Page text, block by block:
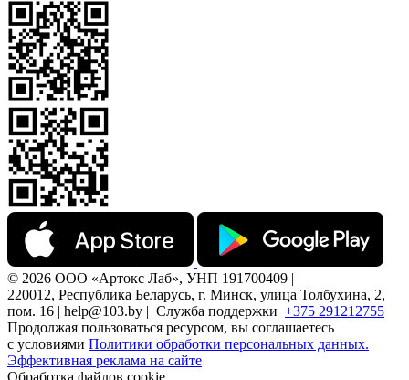
© 2026 ООО «Артокс Лаб», УНП 191700409 |
220012, Республика Беларусь, г. Минск, улица Толбухина, 2,
пом. 16 | help@103.by | Служба поддержки +375 291212755
Продолжая пользоваться ресурсом, вы соглашаетесь
с условиями Политики обработки персональных данных.
Эффективная реклама на сайте
Обработка файлов cookie